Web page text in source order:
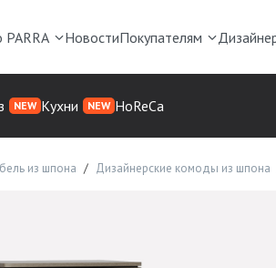
PARRA НовостиПокупателям
NEW Кухни NEW HoReCa
из шпона Дизайнерские комоды из шпона